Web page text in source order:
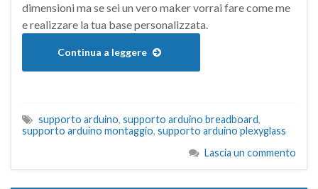
dimensioni ma se sei un vero maker vorrai fare come me
e realizzare la tua base personalizzata.
Continua a leggere
supporto arduino, supporto arduino breadboard,
supporto arduino montaggio, supporto arduino plexyglass
Lascia un commento